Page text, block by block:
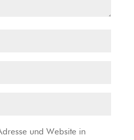
und Website in